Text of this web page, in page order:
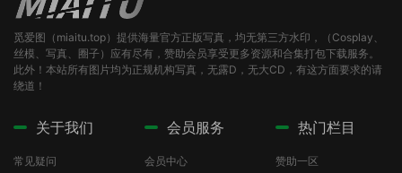
觅爱图（miaitu.top）提供海量官方正版写真，均无第三方水印，（Cosplay、
丝模、写真、圈子）应有尽有，赞助会员享受更多资源和合集打包下载服务。
此外！本站所有图片均为正规机构写真，无露D，无大CD，有这方面要求的请
绕道！
关于我们
常见疑问
会员服务
会员中心
热门栏目
赞助一区